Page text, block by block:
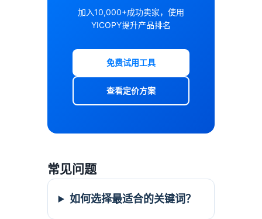
加入10,000+成功卖家，使用
YICOPY提升产品排名
免费试用工具
查看定价方案
常见问题
如何选择最适合的关键词？